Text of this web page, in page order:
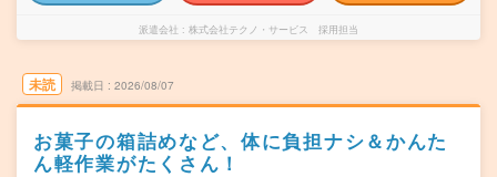
派遣会社 株式会社テクノ・サービス 採用担当
未読 掲載日 2026/08/07
お菓子の箱詰めなど、体に負担ナシ＆かんた
ん軽作業がたくさん！